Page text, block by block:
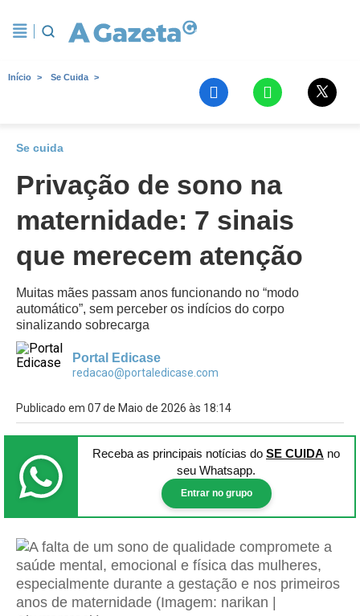
Início Se Cuida
Se cuida
Privação de sono na
maternidade: 7 sinais
que merecem atenção
Muitas mães passam anos funcionando no “modo
automático”, sem perceber os indícios do corpo
sinalizando sobrecarga
Portal Edicase
redacao@portaledicase.com
Publicado em 07 de Maio de 2026 às 18:14
Receba as principais notícias do SE CUIDA no
seu Whatsapp.
Entrar no grupo